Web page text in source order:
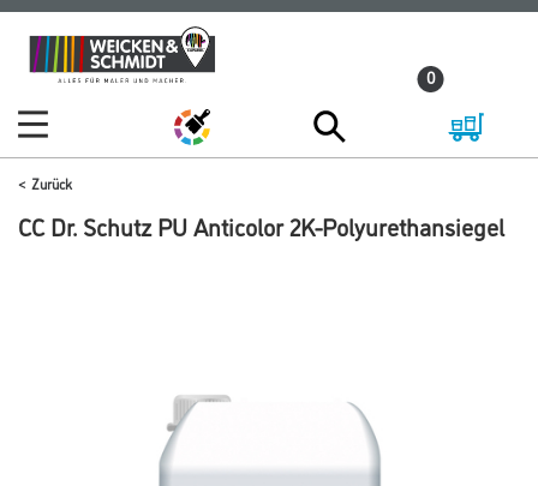
Zum
Inhalt
Zum
Navigationsmenü
0
Zurück
CC Dr. Schutz PU Anticolor 2K-Polyurethansiegel